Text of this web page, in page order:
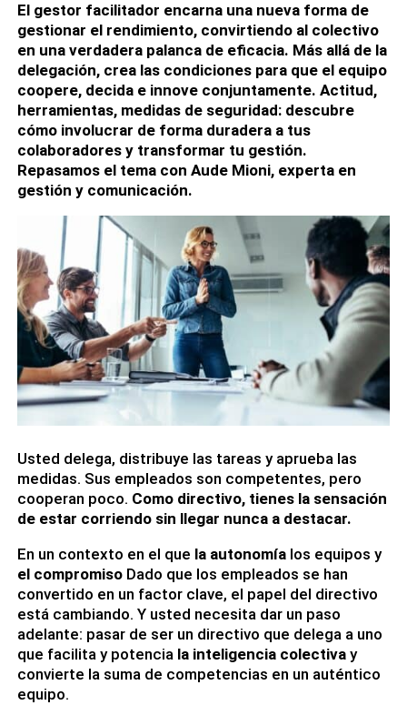
El gestor facilitador encarna una nueva forma de
gestionar el rendimiento, convirtiendo al colectivo
en una verdadera palanca de eficacia. Más allá de la
delegación, crea las condiciones para que el equipo
coopere, decida e innove conjuntamente. Actitud,
herramientas, medidas de seguridad: descubre
cómo involucrar de forma duradera a tus
colaboradores y transformar tu gestión.
Repasamos el tema con Aude Mioni, experta en
gestión y comunicación.
Usted delega, distribuye las tareas y aprueba las
medidas. Sus empleados son competentes, pero
cooperan poco. Como directivo, tienes la sensación
de estar corriendo sin llegar nunca a destacar.
En un contexto en el que la autonomíalos equipos y
el compromisoDado que los empleados se han
convertido en un factor clave, el papel del directivo
está cambiando. Y usted necesita dar un paso
adelante: pasar de ser un directivo que delega a uno
que facilita y potencia la inteligencia colectivay
convierte la suma de competencias en un auténtico
equipo.